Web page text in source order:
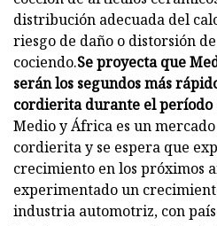
distribución adecuada del
riesgo de daño o distorsión
cociendo.Se proyecta que
serán los segundos más
cordierita durante el período
Medio y África es un
cordierita y se espera que
crecimiento en los próximos
experimentado un
industria automotriz, con